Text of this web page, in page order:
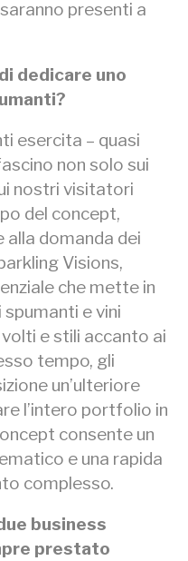
presenti a
dedicare uno
esercita – quasi
non solo sui
nostri visitatori
del concept,
domanda dei
Visions,
che mette in
e vini
e stili accanto ai
tempo, gli
un’ulteriore
l’intero portfolio in
consente un
e una rapida
complesso.
business
prestato